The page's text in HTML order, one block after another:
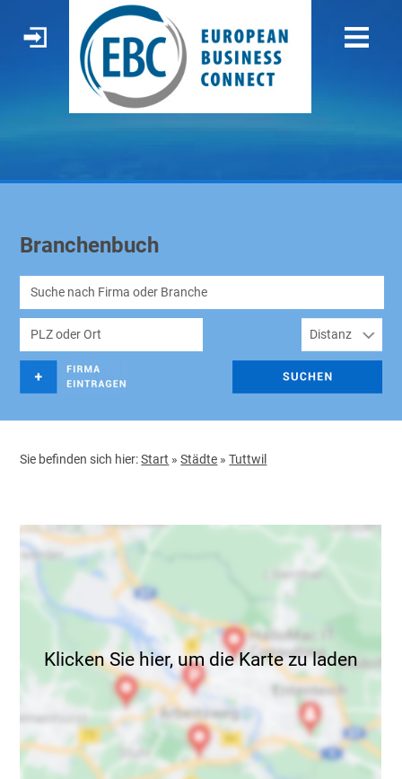
Branchenbuch
Sie befinden sich hier:Start »Städte »Tuttwil
Klicken Sie hier, um die Karte zu laden